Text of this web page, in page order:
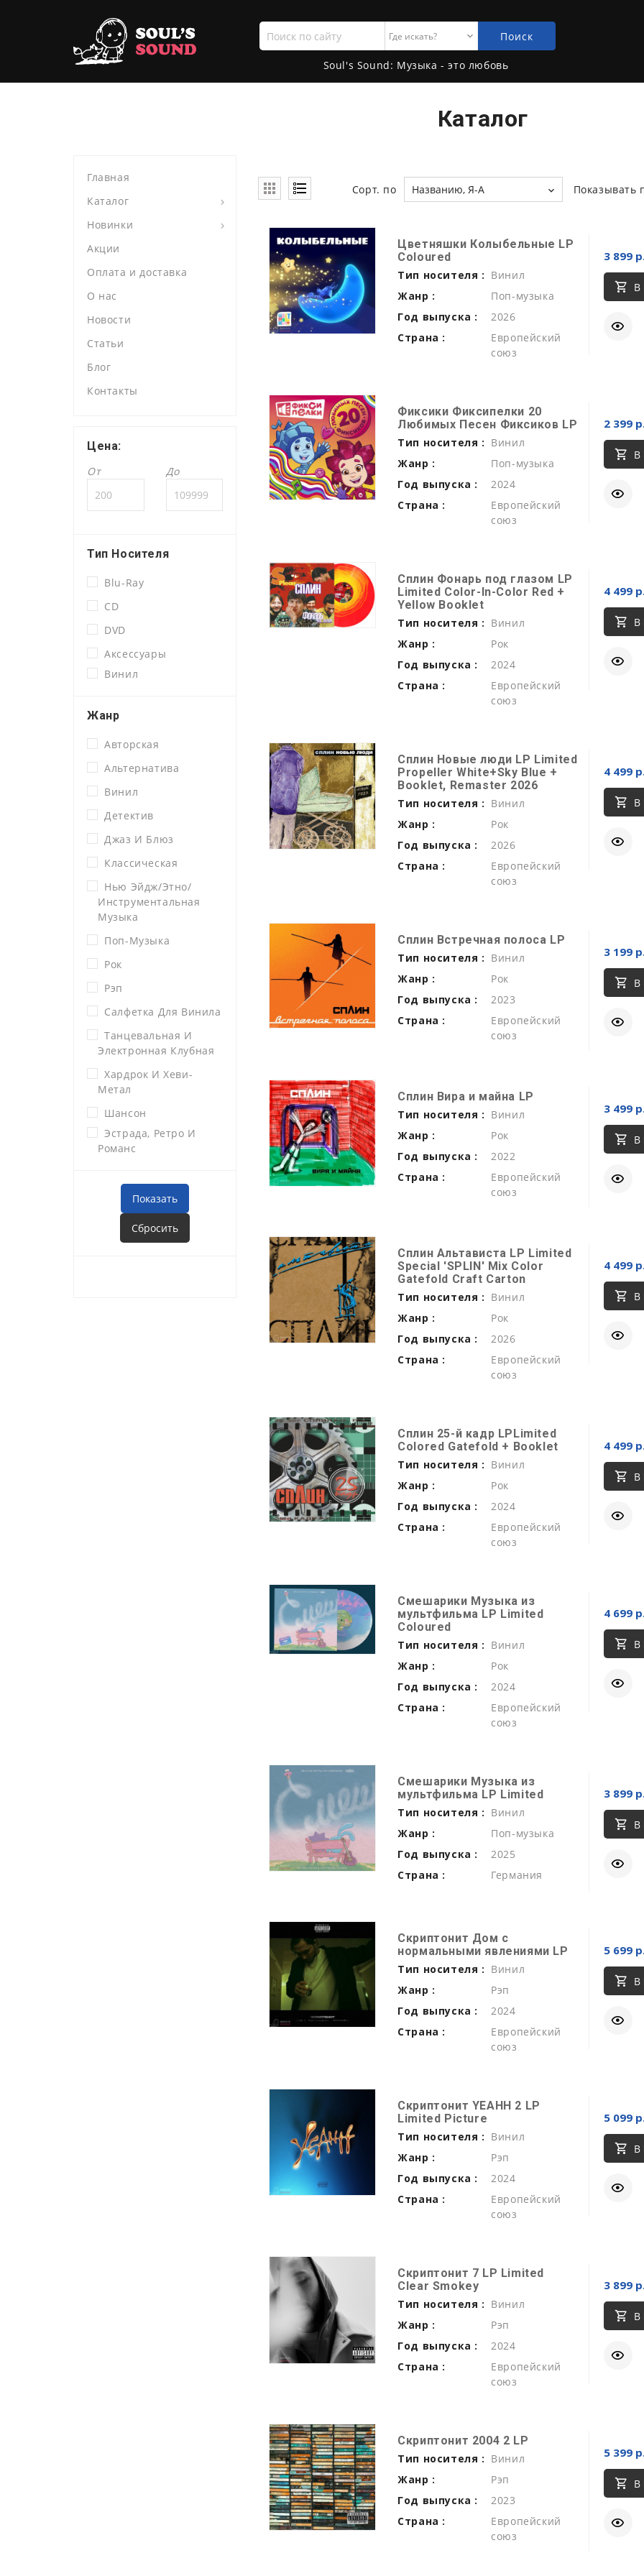
Поиск
по
сайту
Поиск
Soul's Sound: Музыка - это любовь
Каталог
Главная
Каталог
Новинки
Акции
Оплата и доставка
О нас
Новости
Статьи
Блог
Контакты
Цена:
От
До
Тип Носителя
Blu-Ray
CD
DVD
Аксессуары
Винил
Жанр
Авторская
Альтернатива
Винил
Детектив
Джаз И Блюз
Классическая
Нью Эйдж/этно/
Инструментальная
Музыка
Поп-Музыка
Рок
Рэп
Салфетка Для Винила
Танцевальная И
Электронная Клубная
Хардрок И Хеви-
Метал
Шансон
Эстрада, Ретро И
Романс
Сорт. по Названию, Я-А Показывать
Цветняшки Колыбельные LP
Coloured
Тип носителя : Винил
Жанр :
Поп-музыка
Год выпуска :
2026
Страна :
Европейский
союз
3 899
В
Фиксики Фиксипелки 20
Любимых Песен Фиксиков LP
Тип носителя : Винил
Жанр :
Поп-музыка
Год выпуска :
2024
Страна :
Европейский
союз
2 399
В
Сплин Фонарь под глазом LP
Limited Color-In-Color Red +
Yellow Booklet
Тип носителя : Винил
Жанр :
Рок
Год выпуска :
2024
Страна :
Европейский
союз
4 499
В
Сплин Новые люди LP Limited
Propeller White+Sky Blue +
Booklet, Remaster 2026
Тип носителя : Винил
Жанр :
Рок
Год выпуска :
2026
Страна :
Европейский
союз
4 499
В
Сплин Встречная полоса LP
Тип носителя : Винил
Жанр :
Рок
Год выпуска :
2023
Страна :
Европейский
союз
3 199
В
Сплин Вира и майна LP
Тип носителя : Винил
Жанр :
Рок
Год выпуска :
2022
Страна :
Европейский
союз
3 499
В
Сплин Альтависта LP Limited
Special 'SPLIN' Mix Color
Gatefold Craft Carton
Тип носителя : Винил
Жанр :
Рок
Год выпуска :
2026
Страна :
Европейский
союз
4 499
В
Сплин 25-й кадр LPLimited
Colored Gatefold + Booklet
Тип носителя : Винил
Жанр :
Рок
Год выпуска :
2024
Страна :
Европейский
союз
4 499
В
Смешарики Музыка из
мультфильма LP Limited
Coloured
Тип носителя : Винил
Жанр :
Рок
Год выпуска :
2024
Страна :
Европейский
союз
4 699
В
Смешарики Музыка из
мультфильма LP Limited
Тип носителя : Винил
Жанр :
Поп-музыка
Год выпуска :
2025
Страна :
Германия
3 899
В
Скриптонит Дом с
нормальными явлениями LP
Тип носителя : Винил
Жанр :
Рэп
Год выпуска :
2024
Страна :
Европейский
союз
5 699
В
Скриптонит YEAHH 2 LP
Limited Picture
Тип носителя : Винил
Жанр :
Рэп
Год выпуска :
2024
Страна :
Европейский
союз
5 099
В
Скриптонит 7 LP Limited
Clear Smokey
Тип носителя : Винил
Жанр :
Рэп
Год выпуска :
2024
Страна :
Европейский
союз
3 899
В
Скриптонит 2004 2 LP
Тип носителя : Винил
Жанр :
Рэп
Год выпуска :
2023
Страна :
Европейский
союз
5 399
В